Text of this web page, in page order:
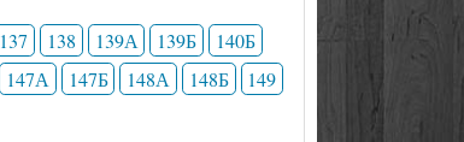
137 138 139А 139Б
140Б
147А 147Б 148А 148Б
149